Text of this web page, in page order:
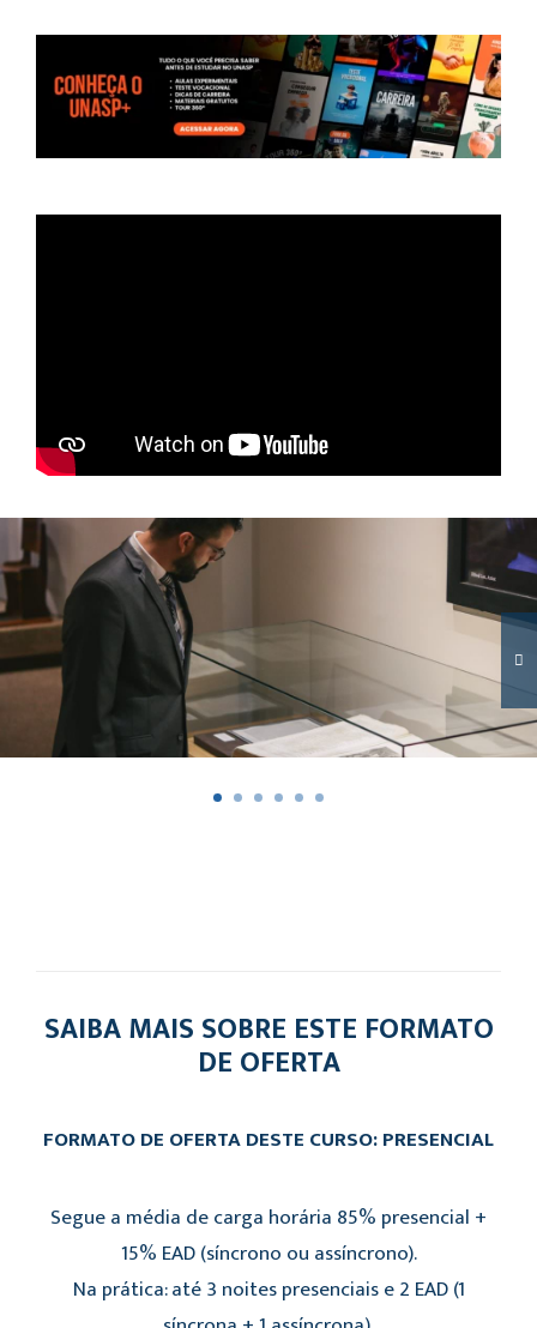
SAIBA MAIS SOBRE ESTE FORMATO
DE OFERTA
FORMATO DE OFERTA DESTE CURSO: PRESENCIAL
Segue a média de carga horária 85% presencial +
15% EAD (síncrono ou assíncrono).
Na prática: até 3 noites presenciais e 2 EAD (1